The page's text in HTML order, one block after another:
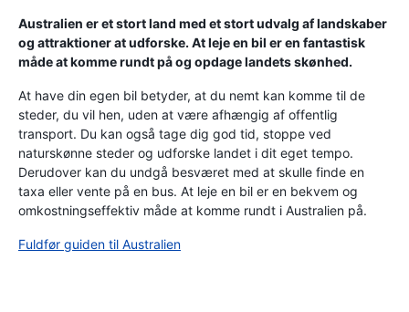
Australien er et stort land med et stort udvalg af landskaber
og attraktioner at udforske. At leje en bil er en fantastisk
måde at komme rundt på og opdage landets skønhed.
At have din egen bil betyder, at du nemt kan komme til de
steder, du vil hen, uden at være afhængig af offentlig
transport. Du kan også tage dig god tid, stoppe ved
naturskønne steder og udforske landet i dit eget tempo.
Derudover kan du undgå besværet med at skulle finde en
taxa eller vente på en bus. At leje en bil er en bekvem og
omkostningseffektiv måde at komme rundt i Australien på.
Fuldfør guiden til Australien